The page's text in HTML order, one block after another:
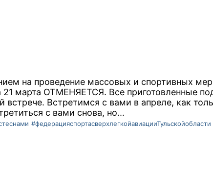
на проведение массовых и спортивных
марта ОТМЕНЯЕТСЯ. Все приготовленные
встрече. Встретимся с вами в апреле, как
с вами снова, но...
#федерацияспортасверхлегкойавиацииТульскойобласти